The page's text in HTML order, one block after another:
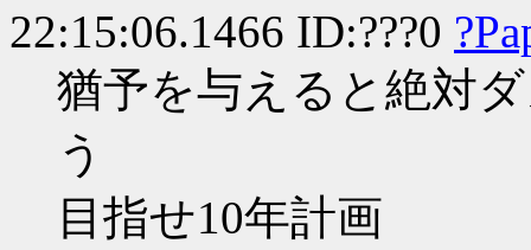
22:15:06.1466 ID:???0
猶予を与えると絶対
う
目指せ10年計画